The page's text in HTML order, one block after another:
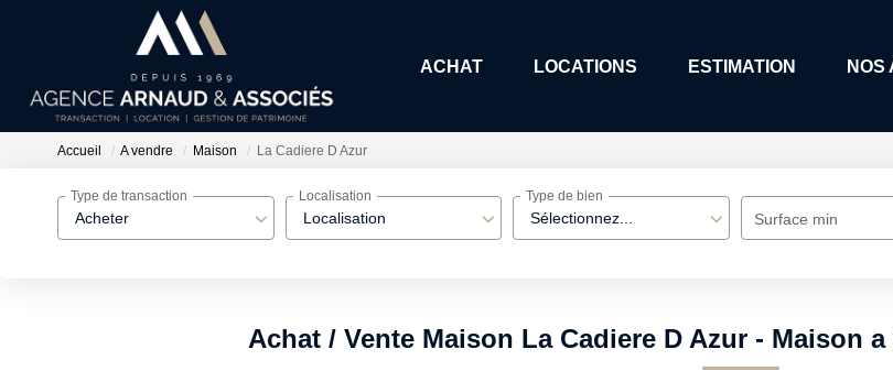
ACHAT LOCATIONS ESTIMATION NOS
Accueil A vendre Maison La Cadiere D Azur
Acheter
Type de transaction
Localisation
Localisation
Sélectionnez...
Type de bien
Surface min
Achat / Vente Maison La Cadiere D Azur - Maison